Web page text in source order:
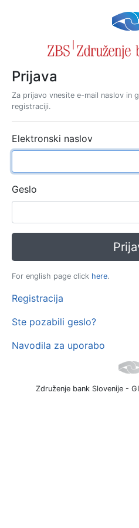
Prijava
Za prijavo vnesite e-mail naslov in
registraciji.
Elektronski naslov
Geslo
For english page click here.
Registracija
Ste pozabili geslo?
Navodila za uporabo
Združenje bank Slovenije -